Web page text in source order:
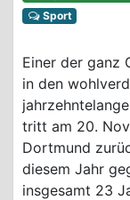
Sport
Einer der ganz
in den
tritt am 20.
Dortmund
diesem Jahr
insgesamt 23